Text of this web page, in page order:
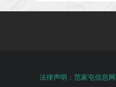
法律声明：范家屯信息